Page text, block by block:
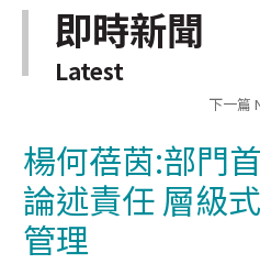
即時新聞
Latest
下一篇
楊何蓓茵:部門
論述責任 層級
管理